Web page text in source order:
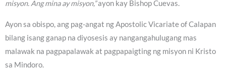
misyon. Ang mina ay misyon,”ayon kay Bishop Cuevas.
Ayon sa obispo, ang pag-angat ng Apostolic Vicariate of Calapan
bilang isang ganap na diyosesis ay nangangahulugang mas
malawak na pagpapalawak at pagpapaigting ng misyon ni Kristo
sa Mindoro.